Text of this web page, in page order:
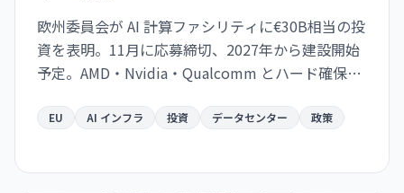
欧州委員会が AI 計算ファシリティに€30B相当の投
資を表明。11月に応募締切、2027年から建設開始
予定。AMD・Nvidia・Qualcomm とハード確保で
EU AI インフラ 投資 データセンター 政策